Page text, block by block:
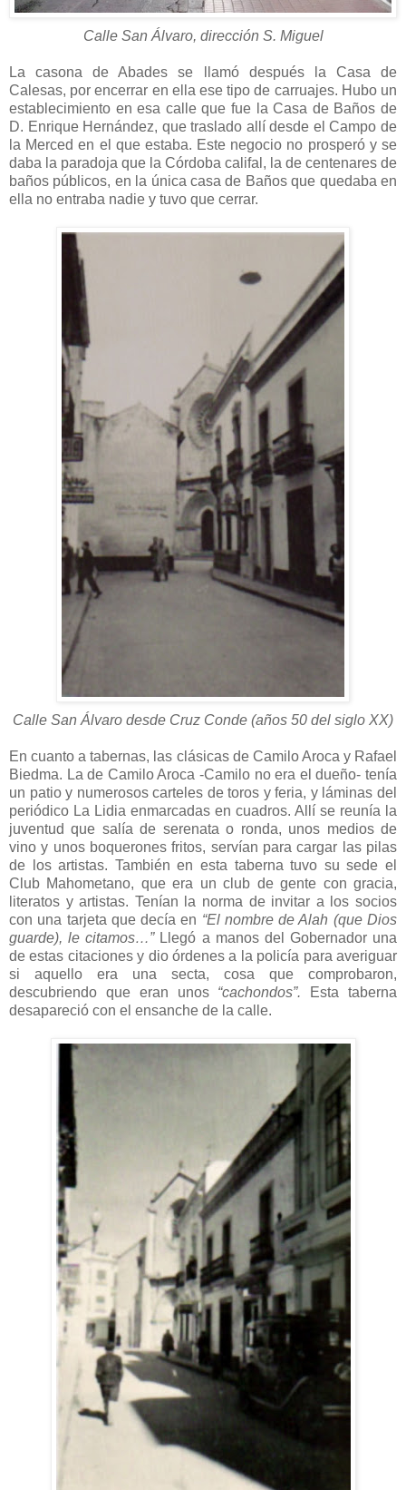
Calle San Álvaro, dirección S. Miguel
La casona de Abades se llamó después la Casa de
Calesas, por encerrar en ella ese tipo de carruajes. Hubo un
establecimiento en esa calle que fue la Casa de Baños de
D. Enrique Hernández, que traslado allí desde el Campo de
la Merced en el que estaba. Este negocio no prosperó y se
daba la paradoja que la Córdoba califal, la de centenares de
baños públicos, en la única casa de Baños que quedaba en
ella no entraba nadie y tuvo que cerrar.
Calle San Álvaro desde Cruz Conde (años 50 del siglo XX)
En cuanto a tabernas, las clásicas de Camilo Aroca y Rafael
Biedma. La de Camilo Aroca -Camilo no era el dueño- tenía
un patio y numerosos carteles de toros y feria, y láminas del
periódico La Lidia enmarcadas en cuadros. Allí se reunía la
juventud que salía de serenata o ronda, unos medios de
vino y unos boquerones fritos, servían para cargar las pilas
de los artistas. También en esta taberna tuvo su sede el
Club Mahometano, que era un club de gente con gracia,
literatos y artistas. Tenían la norma de invitar a los socios
con una tarjeta que decía en “El nombre de Alah (que Dios
guarde), le citamos…”Llegó a manos del Gobernador una
de estas citaciones y dio órdenes a la policía para averiguar
si aquello era una secta, cosa que comprobaron,
descubriendo que eran unos “cachondos”. Esta taberna
desapareció con el ensanche de la calle.